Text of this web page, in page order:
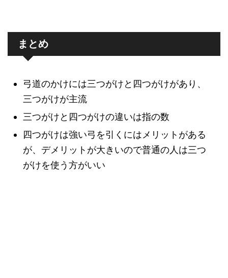
まとめ
弓道のかけには三つがけと四つがけがあり、
三つがけが主流
三つがけと四つがけの違いは指の数
四つがけは強い弓を引くにはメリットがある
が、デメリットが大きいので普通の人は三つ
がけを使う方がいい